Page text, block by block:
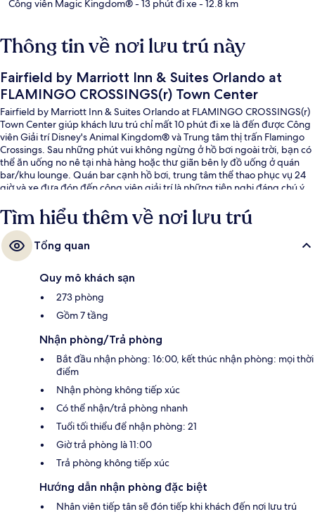
Công viên Magic Kingdom®- 13 phút đi xe- 12.8 km
Thông tin về nơi lưu trú này
Fairfield by Marriott Inn & Suites Orlando at
FLAMINGO CROSSINGS(r) Town Center
Fairfield by Marriott Inn & Suites Orlando at FLAMINGO CROSSINGS(r)
Town Center giúp khách lưu trú chỉ mất 10 phút đi xe là đến được Công
viên Giải trí Disney's Animal Kingdom® và Trung tâm thị trấn Flamingo
Crossings. Sau những phút vui không ngừng ở hồ bơi ngoài trời, bạn có
thể ăn uống no nê tại nhà hàng hoặc thư giãn bên ly đồ uống ở quán
bar/khu lounge. Quán bar cạnh hồ bơi, trung tâm thể thao phục vụ 24
giờ và xe đưa đón đến công viên giải trí là những tiện nghi đáng chú ý
viên nhiệt tình là những điều được du khách đánh giá cao.
Tìm hiểu thêm về nơi lưu trú
Tổng quan
Quy mô khách sạn
273 phòng
Gồm 7 tầng
Nhận phòng/Trả phòng
Bắt đầu nhận phòng: 16:00, kết thúc nhận phòng: mọi thời
điểm
Nhận phòng không tiếp xúc
Có thể nhận/trả phòng nhanh
Tuổi tối thiểu để nhận phòng: 21
Giờ trả phòng là 11:00
Trả phòng không tiếp xúc
Hướng dẫn nhận phòng đặc biệt
Nhân viên tiếp tân sẽ đón tiếp khi khách đến nơi lưu trú